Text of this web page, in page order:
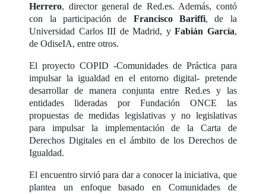
Herrero, director general de Red.es. Además, contó
con la participación de Francisco Bariffi, de la
Universidad Carlos III de Madrid, yFabián García,
de OdiseIA, entre otros.
El proyecto COPID -Comunidades de Práctica para
impulsar la igualdad en el entorno digital- pretende
desarrollar de manera conjunta entre Red.es y las
entidades lideradas por Fundación ONCE las
propuestas de medidas legislativas y no legislativas
para impulsar la implementación de la Carta de
Derechos Digitales en el ámbito de los Derechos de
Igualdad.
El encuentro sirvió para dar a conocer la iniciativa, que
plantea un enfoque basado en Comunidades de